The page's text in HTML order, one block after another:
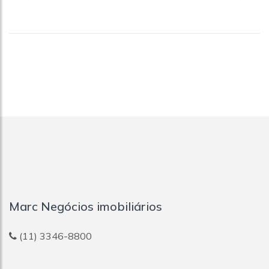
Nova Piraju
Parada Inglesa
Marc Negócios imobiliários
(11) 3346-8800